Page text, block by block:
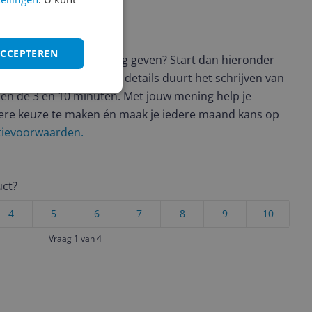
geschreven
wil je graag je mening geven? Start dan hieronder
Afhankelijk van de details duurt het schrijven van
de 3 en 10 minuten. Met jouw mening help je
keuze te maken én maak je iedere maand kans op
10
9
8
7
6
5
4
Vraag 1 van 4